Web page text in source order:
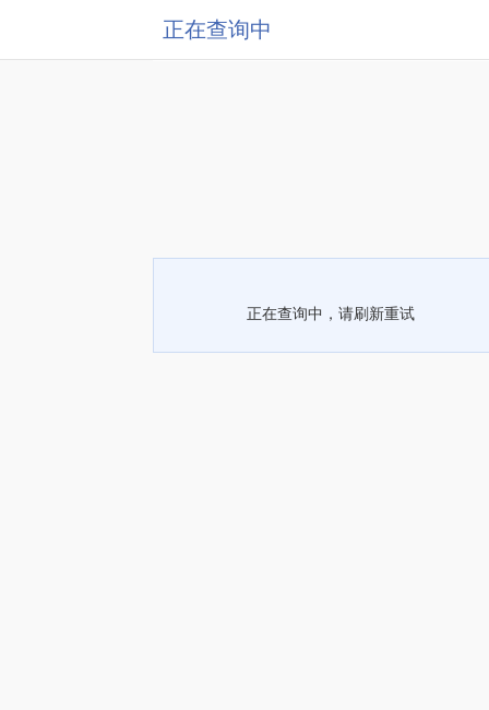
正在查询中
正在查询中，请刷新重试